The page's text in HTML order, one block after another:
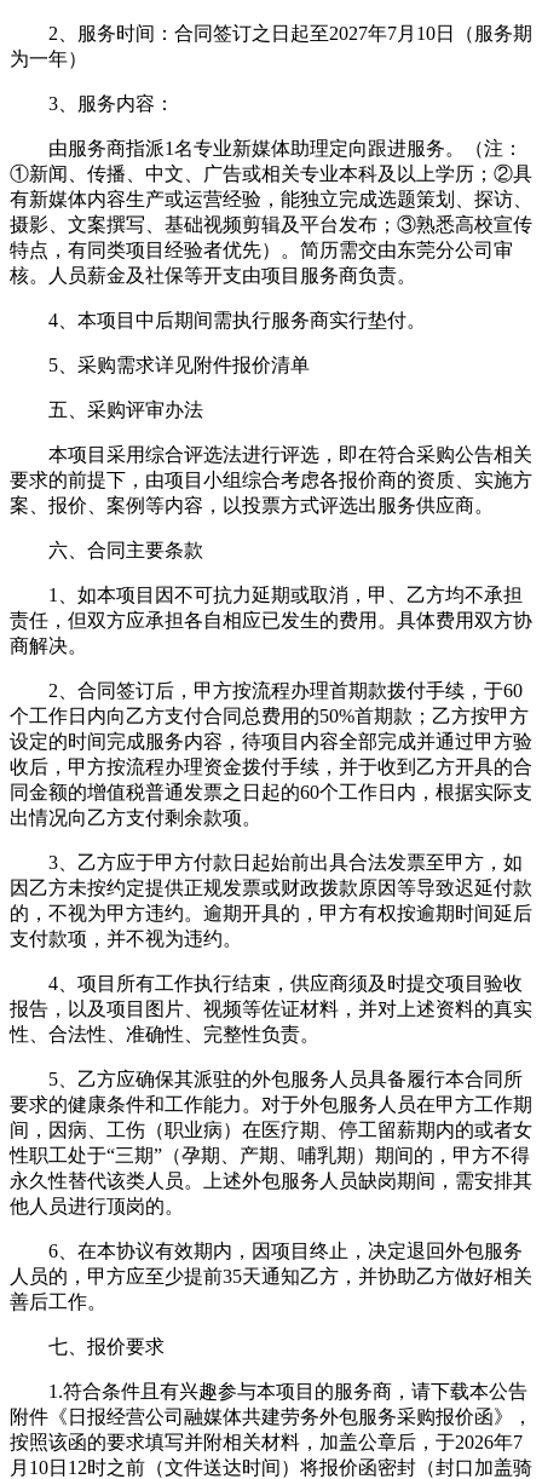
2、服务时间：合同签订之日起至2027年7月10日（服务期
为一年）
3、服务内容：
由服务商指派1名专业新媒体助理定向跟进服务。（注：
①新闻、传播、中文、广告或相关专业本科及以上学历；②具
有新媒体内容生产或运营经验，能独立完成选题策划、探访、
摄影、文案撰写、基础视频剪辑及平台发布；③熟悉高校宣传
特点，有同类项目经验者优先）。简历需交由东莞分公司审
核。人员薪金及社保等开支由项目服务商负责。
4、本项目中后期间需执行服务商实行垫付。
5、采购需求详见附件报价清单
五、采购评审办法
本项目采用综合评选法进行评选，即在符合采购公告相关
要求的前提下，由项目小组综合考虑各报价商的资质、实施方
案、报价、案例等内容，以投票方式评选出服务供应商。
六、合同主要条款
1、如本项目因不可抗力延期或取消，甲、乙方均不承担
责任，但双方应承担各自相应已发生的费用。具体费用双方协
商解决。
2、合同签订后，甲方按流程办理首期款拨付手续，于60
个工作日内向乙方支付合同总费用的50%首期款；乙方按甲方
设定的时间完成服务内容，待项目内容全部完成并通过甲方验
收后，甲方按流程办理资金拨付手续，并于收到乙方开具的合
同金额的增值税普通发票之日起的60个工作日内，根据实际支
出情况向乙方支付剩余款项。
3、乙方应于甲方付款日起始前出具合法发票至甲方，如
因乙方未按约定提供正规发票或财政拨款原因等导致迟延付款
的，不视为甲方违约。逾期开具的，甲方有权按逾期时间延后
支付款项，并不视为违约。
4、项目所有工作执行结束，供应商须及时提交项目验收
报告，以及项目图片、视频等佐证材料，并对上述资料的真实
性、合法性、准确性、完整性负责。
5、乙方应确保其派驻的外包服务人员具备履行本合同所
要求的健康条件和工作能力。对于外包服务人员在甲方工作期
间，因病、工伤（职业病）在医疗期、停工留薪期内的或者女
性职工处于“三期”（孕期、产期、哺乳期）期间的，甲方不得
永久性替代该类人员。上述外包服务人员缺岗期间，需安排其
他人员进行顶岗的。
6、在本协议有效期内，因项目终止，决定退回外包服务
人员的，甲方应至少提前35天通知乙方，并协助乙方做好相关
善后工作。
七、报价要求
1.符合条件且有兴趣参与本项目的服务商，请下载本公告
附件《日报经营公司融媒体共建劳务外包服务采购报价函》，
按照该函的要求填写并附相关材料，加盖公章后，于2026年7
月10日12时之前（文件送达时间）将报价函密封（封口加盖骑